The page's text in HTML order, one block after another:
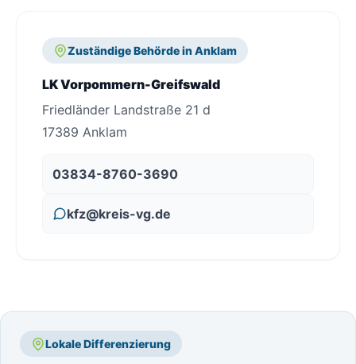
Zuständige Behörde in Anklam
LK Vorpommern-Greifswald
Friedländer Landstraße 21 d
17389 Anklam
03834-8760-3690
kfz@kreis-vg.de
Lokale Differenzierung